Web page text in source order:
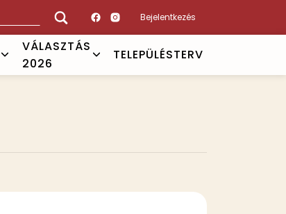
Bejelentkezés
VÁLASZTÁS
2026
TELEPÜLÉSTERV